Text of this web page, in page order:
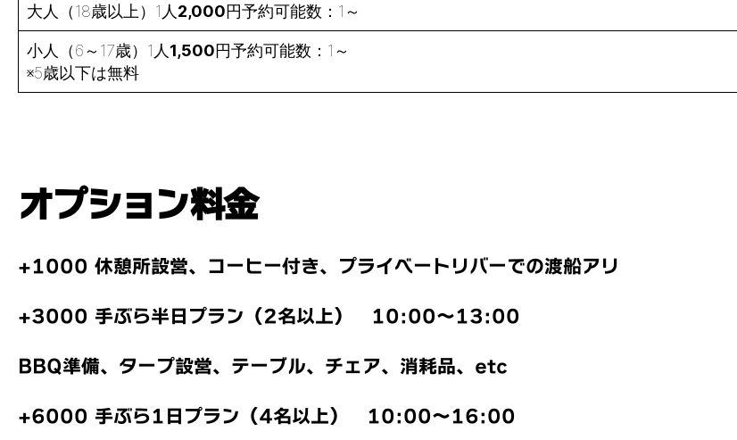
大人（18歳以上）1人 2,000円予約可能数：1～
小人（6～17歳）1人 1,500円予約可能数：1～
※5歳以下は無料
オプション料金
+1000 休憩所設営、コーヒー付き、プライベートリバーでの渡船アリ
+3000 手ぶら半日プラン（2名以上） 10:00〜13:00
BBQ準備、タープ設営、テーブル、チェア、消耗品、etc
+6000 手ぶら1日プラン（4名以上） 10:00〜16:00